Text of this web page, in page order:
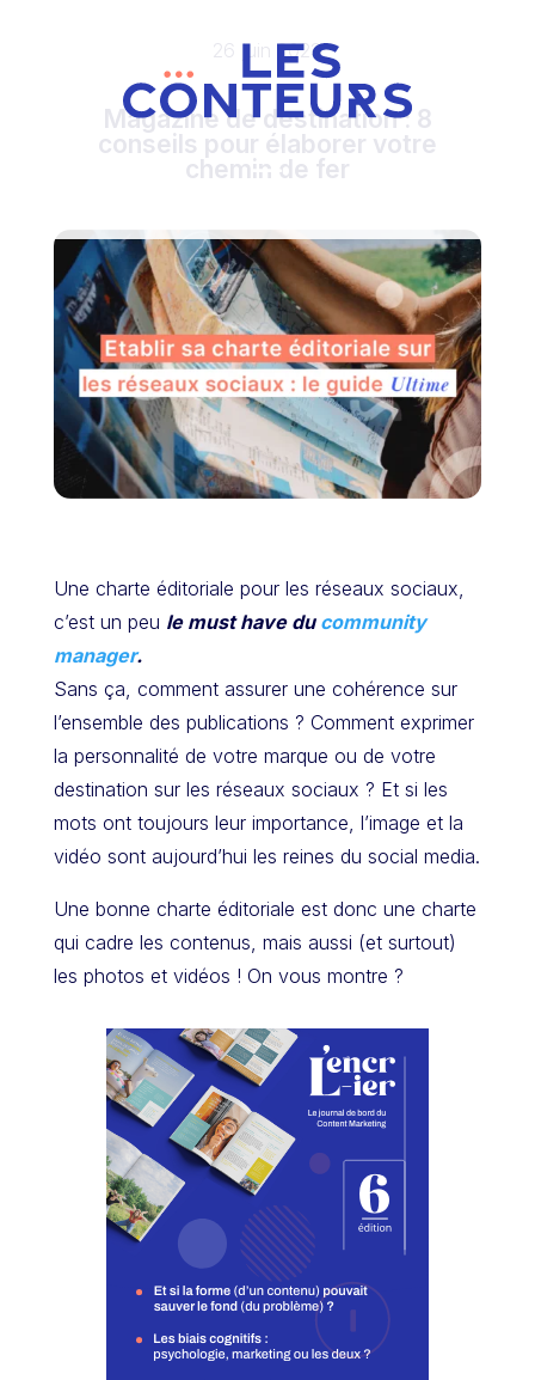
26 juin 2023
Magazine de destination : 8
conseils pour élaborer votre
chemin de fer
Une charte éditoriale pour les réseaux sociaux,
c’est un peu le must have du community
manager.
Sans ça, comment assurer une cohérence sur
l’ensemble des publications ? Comment exprimer
la personnalité de votre marque ou de votre
destination sur les réseaux sociaux ? Et si les
mots ont toujours leur importance, l’image et la
vidéo sont aujourd’hui les reines du social media.
Une bonne charte éditoriale est donc une charte
qui cadre les contenus, mais aussi (et surtout)
les photos et vidéos ! On vous montre ?